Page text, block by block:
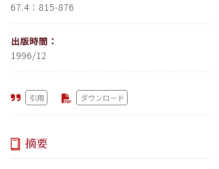
67.4：815-876
出版時間：
1996/12
引用 ダウンロード
摘要